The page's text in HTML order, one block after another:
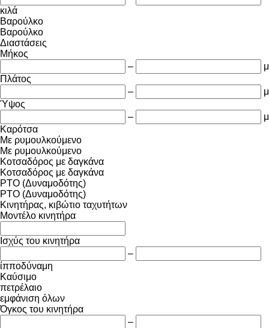
κιλά
Βαρούλκο
Βαρούλκο
Διαστάσεις
Μήκος
–
μ
Πλάτος
–
μ
Ύψος
–
μ
Καρότσα
Με ρυμουλκούμενο
Με ρυμουλκούμενο
Κοτσαδόρος με δαγκάνα
Κοτσαδόρος με δαγκάνα
PTO (Δυναμοδότης)
PTO (Δυναμοδότης)
Κινητήρας, κιβώτιο ταχυτήτων
Μοντέλο κινητήρα
Ισχύς του κινητήρα
–
ίπποδύναμη
Καύσιμο
πετρέλαιο
εμφάνιση όλων
Όγκος του κινητήρα
–